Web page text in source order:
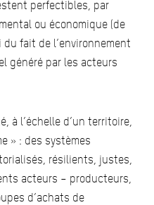
perfectibles, par
ou économique (de
fait de l’environnement
généré par les acteurs
à l’échelle d’un territoire,
» : des systèmes
résilients, justes,
acteurs – producteurs,
d’achats de